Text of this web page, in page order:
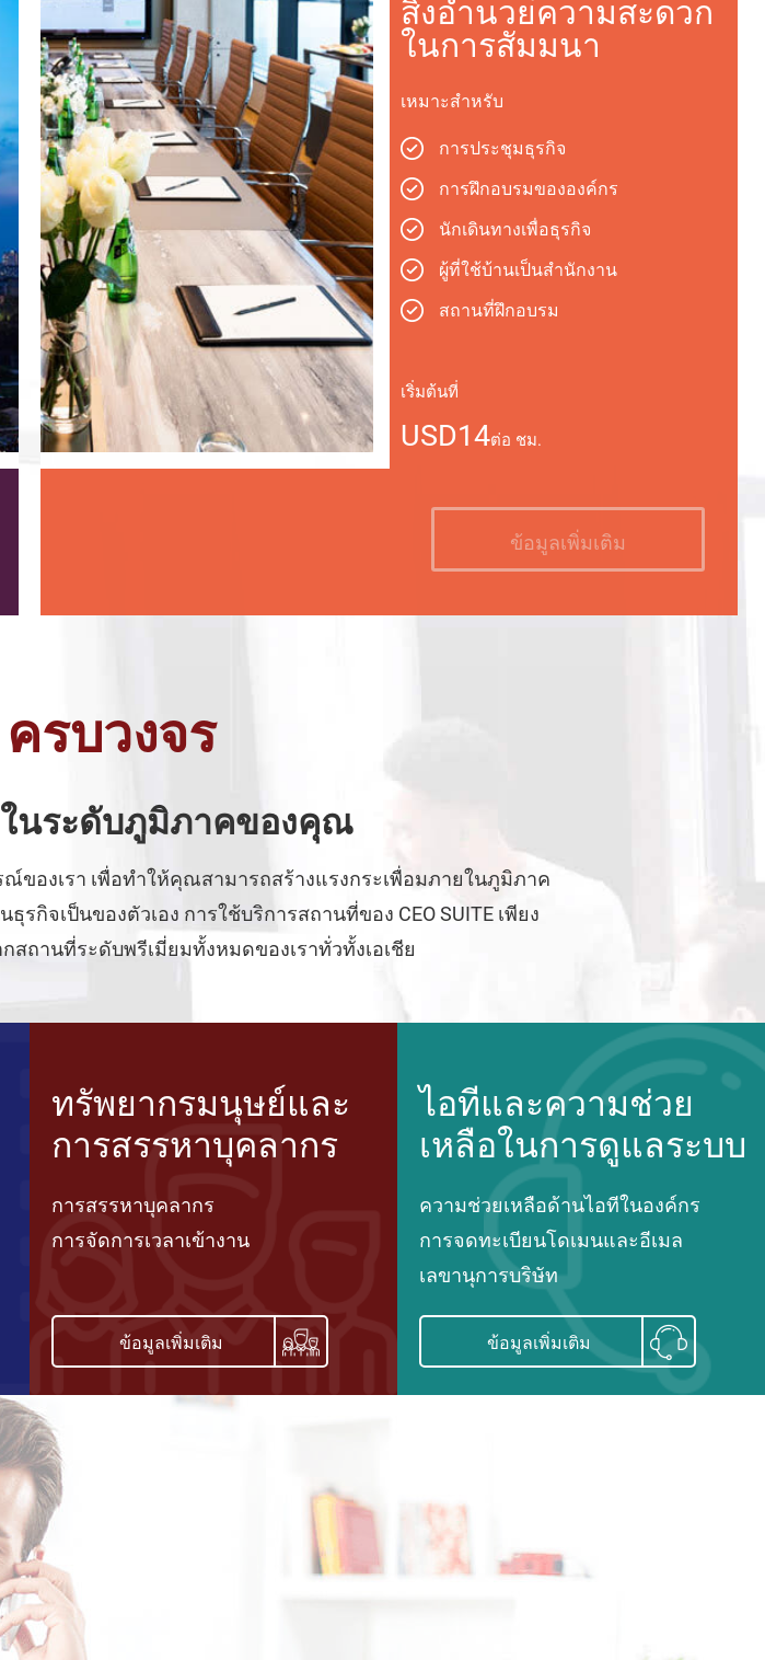
สิ่งอำนวยความสะดวก
ในการสัมมนา
เหมาะสำหรับ
การประชุมธุรกิจ
การฝึกอบรมขององค์กร
นักเดินทางเพื่อธุรกิจ
ผู้ที่ใช้บ้านเป็นสำนักงาน
สถานที่ฝึกอบรม
เริ่มต้นที่
USD14ต่อ ชม.
ข้อมูลเพิ่มเติม
ครบวงจร
นระดับภูมิภาคของคุณ
องเรา เพื่อทำให้คุณสามารถสร้างแรงกระเพื่อมภายในภูมิภาค
กิจเป็นของตัวเอง การใช้บริการสถานที่ของ CEO SUITE เพียง
ถานที่ระดับพรีเมี่ยมทั้งหมดของเราทั่วทั้งเอเชีย
ทรัพยากรมนุษย์และ
การสรรหาบุคลากร
การสรรหาบุคลากร
การจัดการเวลาเข้างาน
ข้อมูลเพิ่มเติม
ไอทีและความช่วย
เหลือในการดูแลระบบ
ความช่วยเหลือด้านไอทีในองค์กร
การจดทะเบียนโดเมนและอีเมล
เลขานุการบริษัท
ข้อมูลเพิ่มเติม